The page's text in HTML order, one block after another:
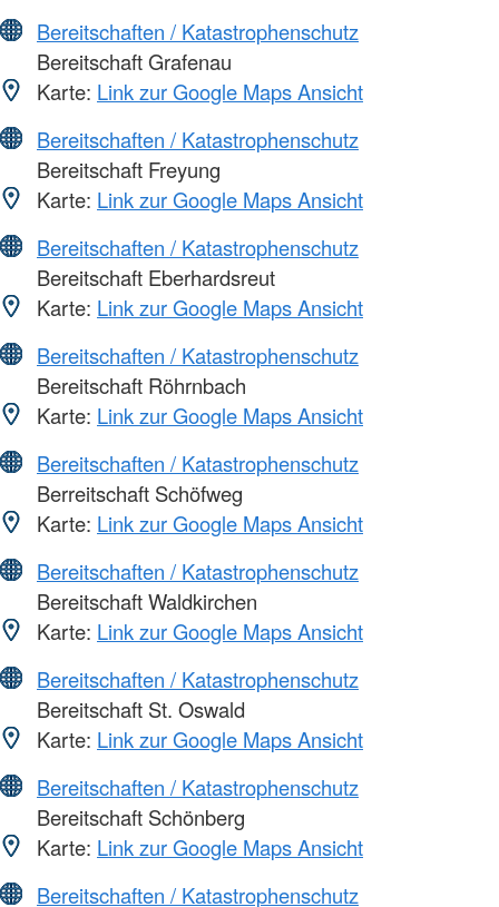
Bereitschaften / Katastrophenschutz
Bereitschaft Grafenau
Karte: Link zur Google Maps Ansicht
Bereitschaften / Katastrophenschutz
Bereitschaft Freyung
Karte: Link zur Google Maps Ansicht
Bereitschaften / Katastrophenschutz
Bereitschaft Eberhardsreut
Karte: Link zur Google Maps Ansicht
Bereitschaften / Katastrophenschutz
Bereitschaft Röhrnbach
Karte: Link zur Google Maps Ansicht
Bereitschaften / Katastrophenschutz
Berreitschaft Schöfweg
Karte: Link zur Google Maps Ansicht
Bereitschaften / Katastrophenschutz
Bereitschaft Waldkirchen
Karte: Link zur Google Maps Ansicht
Bereitschaften / Katastrophenschutz
Bereitschaft St. Oswald
Karte: Link zur Google Maps Ansicht
Bereitschaften / Katastrophenschutz
Bereitschaft Schönberg
Karte: Link zur Google Maps Ansicht
Bereitschaften / Katastrophenschutz